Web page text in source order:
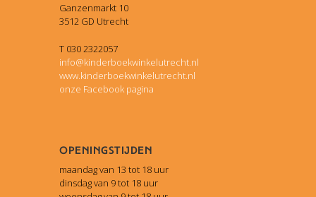
Ganzenmarkt 10
3512 GD Utrecht
T 030 2322057
info@kinderboekwinkelutrecht.nl
www.kinderboekwinkelutrecht.nl
onze Facebook pagina
Openingstijden
maandag van 13 tot 18 uur
dinsdag van 9 tot 18 uur